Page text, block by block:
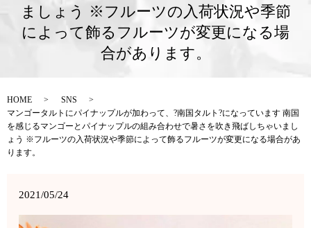
ましょう ※フルーツの入荷状況や季節
によって飾るフルーツが変更になる場
合があります。
HOME
SNS
マンゴータルトにパイナップルが加わって、?南国タルト?になっています 南国
を感じるマンゴーとパイナップルの組み合わせで暑さを吹き飛ばしちゃいまし
ょう ※フルーツの入荷状況や季節によって飾るフルーツが変更になる場合があ
ります。
2021/05/24